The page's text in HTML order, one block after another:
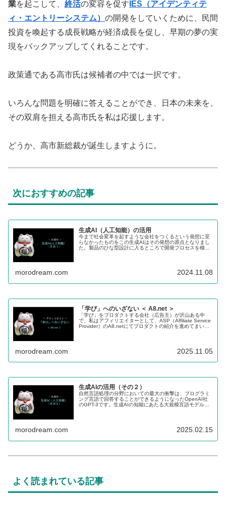
業を起こして、 終活の変容を促す IES（アイデンティテ
ィ・エントリーシステム） の開発をしていくために、民間
投資を喚起する成長戦略が経済成長を促し、早期の夢の実
現をバックアップしてくれることです。
政策通である高市氏は候補者の中では一択です。
いろんな問題を明確に答えることができ、日本の未来を、
その双肩を担える高市氏を私は応援します。
どうか、高市新総裁が誕生しますように。
次におすすめの記事
生成AI（人工知能）の活用
今まで社会変革を起すような会社をつくるという発想に至
らなかったものをこの生成AIはその発想の原点となりまし
た。製品のひな型設計に入るところで開発プロセスを積極
morodream.com 2024.11.08
「学び」へのいざない ＜ A8.net ＞
「学び」をプロダクトする会社（広告主）が沢山ある中
で、私はアフィリエイターとして、ASP（Affiliate Service
Provider）のA8.netにてプロダクトの紹介を進めてまいり
morodream.com 2025.11.05
生成AIの活用（その２）
自然言語処理の分野においての最大の衝撃は、プログラミ
ング言語で回答することができるようになったOpenAI社
のGPT-3です。生成AIの知能にあたる大規模言語モデル
morodream.com 2025.02.15
よく読まれている記事